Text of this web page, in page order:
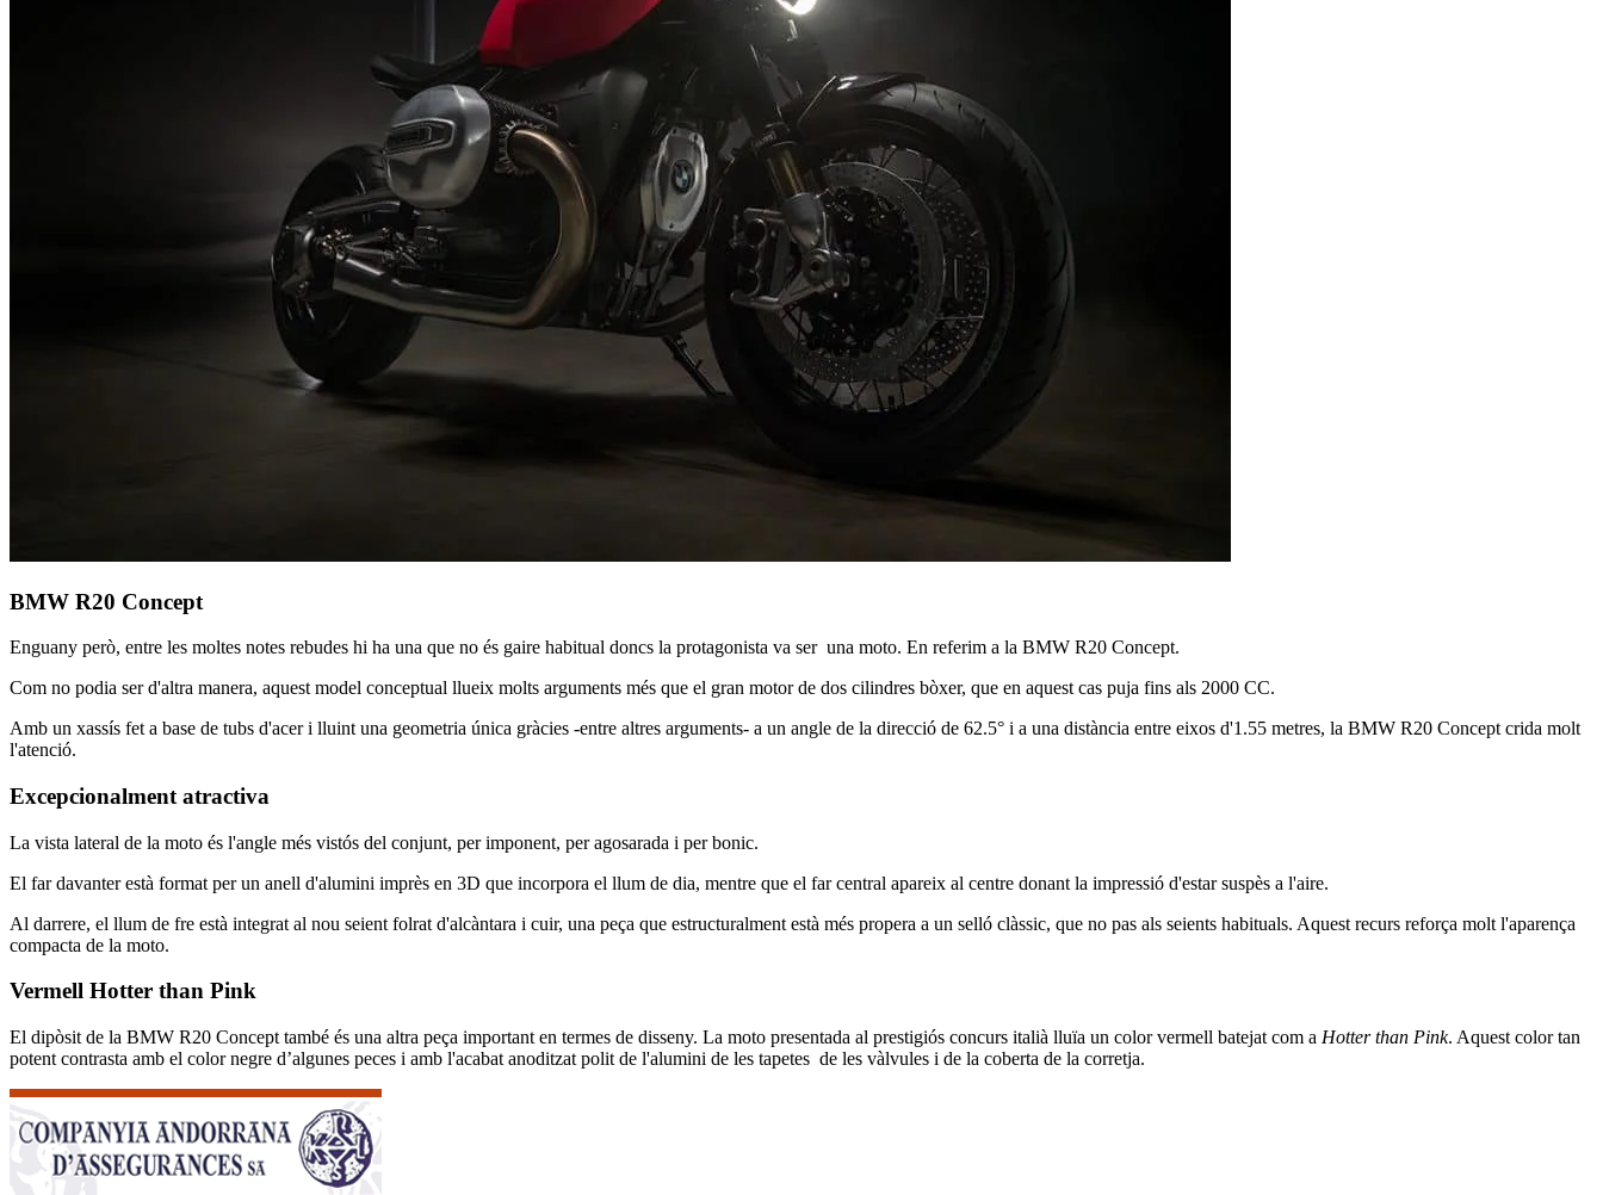
BMW R20 Concept
Enguany però, entre les moltes notes rebudes hi ha una que no és gaire habitual doncs la protagonista va ser una moto. En referim a la BMW R20 Concept.
Com no podia ser d'altra manera, aquest model conceptual llueix molts arguments més que el gran motor de dos cilindres bòxer, que en aquest cas puja fins als 2000 CC.
Amb un xassís fet a base de tubs d'acer i lluint una geometria única gràcies -entre altres arguments- a un angle de la direcció de 62.5° i a una distància entre eixos d'1.55 metres, la BMW R20 Concept crida molt
l'atenció.
Excepcionalment atractiva
La vista lateral de la moto és l'angle més vistós del conjunt, per imponent, per agosarada i per bonic.
El far davanter està format per un anell d'alumini imprès en 3D que incorpora el llum de dia, mentre que el far central apareix al centre donant la impressió d'estar suspès a l'aire.
Al darrere, el llum de fre està integrat al nou seient folrat d'alcàntara i cuir, una peça que estructuralment està més propera a un selló clàssic, que no pas als seients habituals. Aquest recurs reforça molt l'aparença
compacta de la moto.
Vermell Hotter than Pink
El dipòsit de la BMW R20 Concept també és una altra peça important en termes de disseny. La moto presentada al prestigiós concurs italià lluïa un color vermell batejat com a Hotter than Pink. Aquest color tan
potent contrasta amb el color negre d’algunes peces i amb l'acabat anoditzat polit de l'alumini de les tapetes de les vàlvules i de la coberta de la corretja.